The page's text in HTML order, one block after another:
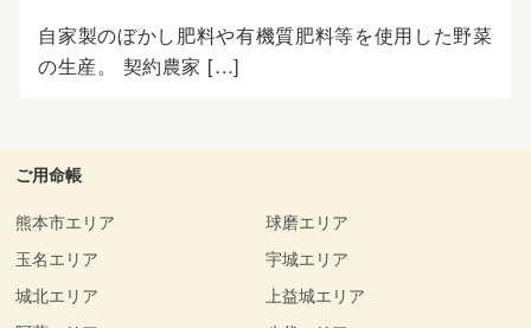
自家製のぼかし肥料や有機質肥料等を使用した野菜
の生産。 契約農家 […]
ご用命帳
熊本市エリア
玉名エリア
城北エリア
球磨エリア
宇城エリア
上益城エリア